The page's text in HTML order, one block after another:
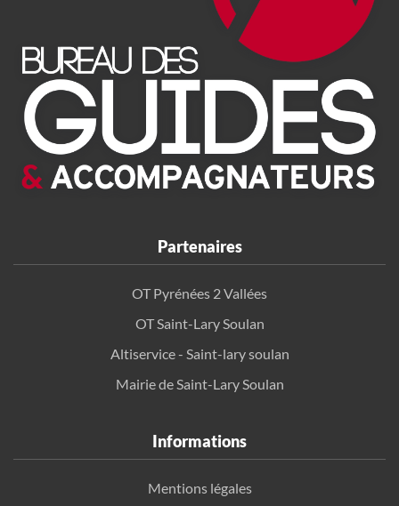
Partenaires
OT Pyrénées 2 Vallées
OT Saint-Lary Soulan
Altiservice - Saint-lary soulan
Mairie de Saint-Lary Soulan
Informations
Mentions légales